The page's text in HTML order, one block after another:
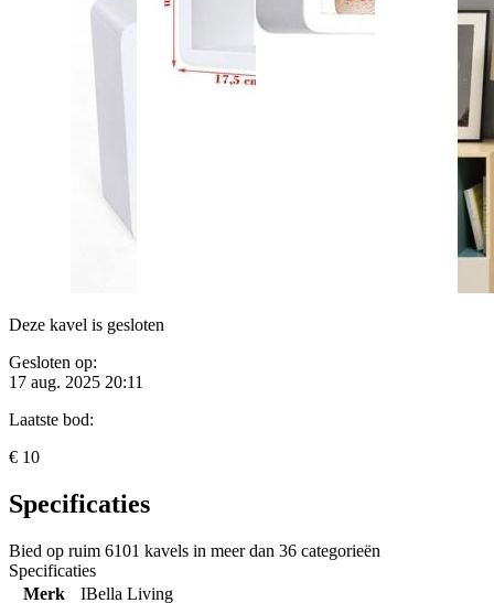
Deze kavel is gesloten
Gesloten op:
17 aug. 2025 20:11
Laatste bod:
€ 10
Specificaties
Bied op ruim 6101 kavels in meer dan 36 categorieën
Specificaties
Merk
IBella Living